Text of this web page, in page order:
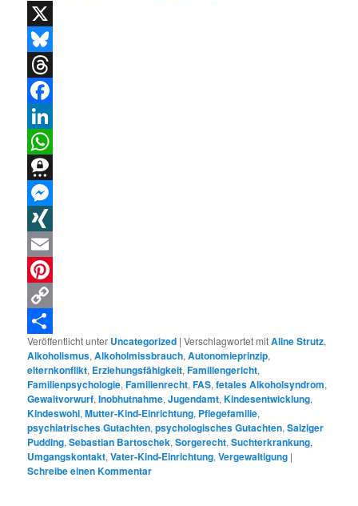
X
Bluesky
Threads
Facebook
LinkedIn
WhatsApp
Threema
Messenger
XING
Email
Pinterest
Copy
Link
Teilen
Veröffentlicht unter Uncategorized |Verschlagwortet mitAline Strutz,
Alkoholismus,Alkoholmissbrauch,Autonomieprinzip,
elternkonflikt, Erziehungsfähigkeit,Familiengericht,
Familienpsychologie,Familienrecht,FAS,fetales Alkoholsyndrom,
Gewaltvorwurf,Inobhutnahme,Jugendamt,Kindesentwicklung,
Kindeswohl,Mutter-Kind-Einrichtung, Pflegefamilie,
psychiatrisches Gutachten,psychologisches Gutachten,Salziger
Pudding,Sebastian Bartoschek,Sorgerecht,Suchterkrankung,
Umgangskontakt,Vater-Kind-Einrichtung,Vergewaltigung |
Schreibe einen Kommentar